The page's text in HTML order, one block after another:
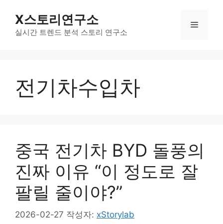
X스토리연구소
실시간 트렌드 분석 스토리 연구소
메
전기차수입차
중국 전기차 BYD 돌풍의
진짜 이유 “이 정도로 잘
팔릴 줄이야?”
2026-02-27 작성자: xStorylab